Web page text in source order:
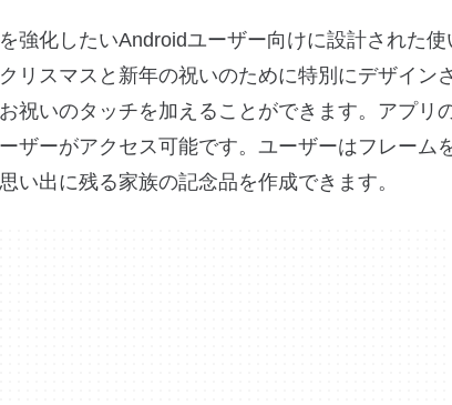
強化したいAndroidユーザー向けに設計された
リスマスと新年の祝いのために特別にデザイン
祝いのタッチを加えることができます。アプリ
ザーがアクセス可能です。ユーザーはフレーム
い出に残る家族の記念品を作成できます。